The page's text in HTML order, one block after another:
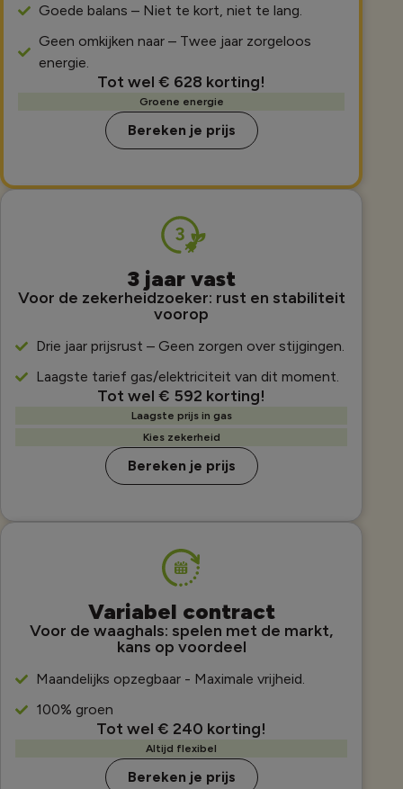
Goede balans – Niet te kort, niet te lang.
Geen omkijken naar – Twee jaar zorgeloos
energie.
Tot wel € 628 korting!
Groene energie
Bereken je prijs
3 jaar vast
Voor de zekerheidzoeker: rust en stabiliteit
voorop
Drie jaar prijsrust – Geen zorgen over stijgingen.
Laagste tarief gas/elektriciteit van dit moment.
Tot wel € 592 korting!
Laagste prijs in gas
Kies zekerheid
Bereken je prijs
Variabel contract
Voor de waaghals: spelen met de markt,
kans op voordeel
Maandelijks opzegbaar - Maximale vrijheid.
100% groen
Tot wel € 240 korting!
Altijd flexibel
Bereken je prijs